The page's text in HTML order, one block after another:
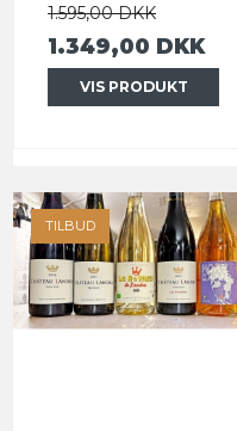
1.595,00 DKK
1.349,00 DKK
VIS PRODUKT
TILBUD